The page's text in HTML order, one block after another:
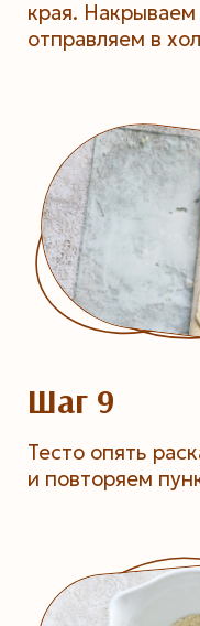
края.
отправляем в
Шаг 9
Тесто опять
и повторяем